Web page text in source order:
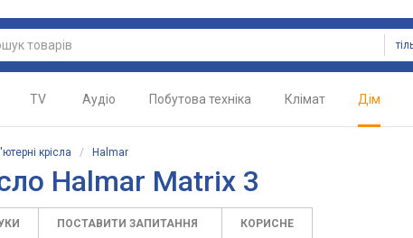
TV Аудіо Побутова техніка Клімат Дім
крісла / Halmar
Halmar Matrix 3
ПОСТАВИТИ ЗАПИТАННЯ КОРИСНЕ